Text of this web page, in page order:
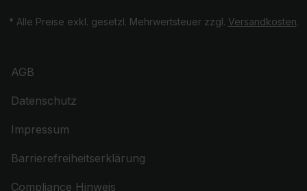
* Alle Preise exkl. gesetzl. Mehrwertsteuer zzgl. Versandkosten.
AGB
Datenschutz
Impressum
Barrierefreiheitserklärung
Compliance Hinweis